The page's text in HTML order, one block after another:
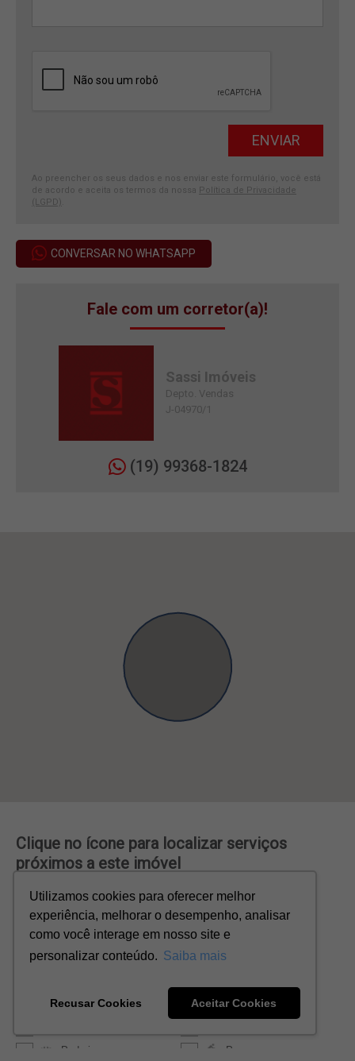
Ao preencher os seus dados e nos enviar este formulário, você está
de acordo e aceita os termos da nossa Política de Privacidade
(LGPD)
CONVERSAR NO WHATSAPP
Fale com um corretor(a)!
Sassi Imóveis
Depto. Vendas
J-04970/1
(19) 99368-1824